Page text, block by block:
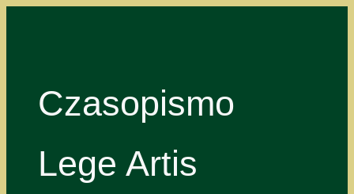
Czasopismo
Lege Artis